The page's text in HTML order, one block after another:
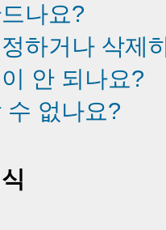
나요?
하거나 삭제
안 되나요?
수 없나요?